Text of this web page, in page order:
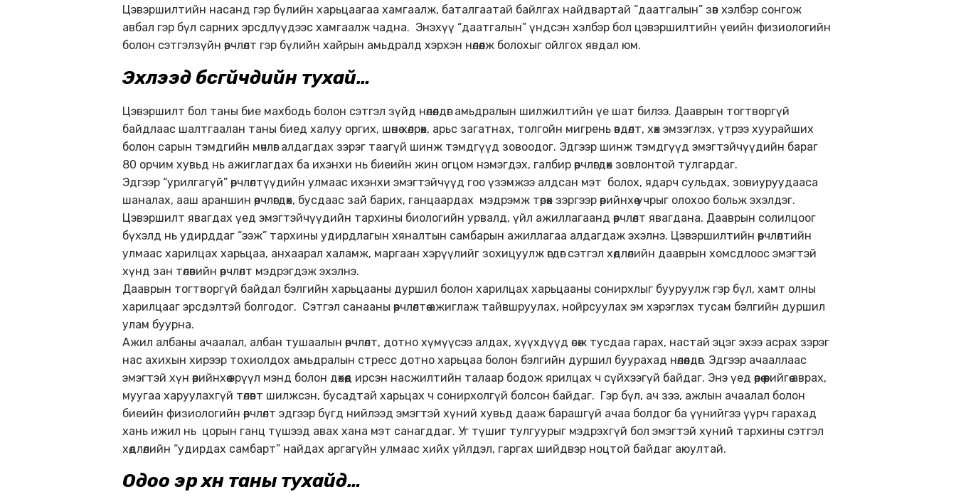
Цэвэршилтийн насанд гэр бүлийн харьцаагаа хамгаалж, баталгаатай байлгах найдвартай “даатгалын” зөв хэлбэр сонгож
авбал гэр бүл сарних эрсдлүүдээс хамгаалж чадна. Энэхүү “даатгалын” үндсэн хэлбэр бол цэвэршилтийн үеийн физиологийн
болон сэтгэлзүйн өөрчлөлт гэр бүлийн хайрын амьдралд хэрхэн нөлөөлж болохыг ойлгох явдал юм.
Эхлээд бүсгүйчүүдийн тухай…
Цэвэршилт бол таны бие махбодь болон сэтгэл зүйд нөлөөлдөг амьдралын шилжилтийн үе шат билээ. Дааврын тогтворгүй
байдлаас шалтгаалан таны биед халуу оргих, шөнө хөлрөх, арьс загатнах, толгойн мигрень өвдөлт, хөх эмзэглэх, үтрээ хуурайших
болон сарын тэмдгийн мөчлөг алдагдах зэрэг таагүй шинж тэмдгүүд зовоодог. Эдгээр шинж тэмдгүүд эмэгтэйчүүдийн бараг
80 орчим хувьд нь ажиглагдах ба ихэнхи нь биеийн жин огцом нэмэгдэх, галбир өөрчлөгдөх зовлонтой тулгардаг.
Эдгээр “урилгагүй” өөрчлөлтүүдийн улмаас ихэнхи эмэгтэйчүүд гоо үзэмжээ алдсан мэт болох, ядарч сульдах, зовиуруудааса
шаналах, ааш араншин өөрчлөгдөх, бусдаас зай барих, ганцаардах мэдрэмж төрөх зэргээр өөрийнхөө учрыг олохоо больж эхэлдэг.
Цэвэршилт явагдах үед эмэгтэйчүүдийн тархины биологийн урвалд, үйл ажиллагаанд өөрчлөлт явагдана. Дааврын солилцоог
бүхэлд нь удирддаг “ээж” тархины удирдлагын хяналтын самбарын ажиллагаа алдагдаж эхэлнэ. Цэвэршилтийн өөрчлөлтийн
улмаас харилцах харьцаа, анхаарал халамж, маргаан хэрүүлийг зохицуулж өгдөг сэтгэл хөдлөлийн дааврын хомсдлоос эмэгтэй
хүнд зан төлөвийн өөрчлөлт мэдрэгдэж эхэлнэ.
Дааврын тогтворгүй байдал бэлгийн харьцааны дуршил болон харилцах харьцааны сонирхлыг бууруулж гэр бүл, хамт олны
харилцааг эрсдэлтэй болгодог. Сэтгэл санааны өөрчлөлтөө ажиглаж тайвшруулах, нойрсуулах эм хэрэглэх тусам бэлгийн дуршил
улам буурна.
Ажил албаны ачаалал, албан тушаалын өөрчлөлт, дотно хүмүүсээ алдах, хүүхдүүд өсөж тусдаа гарах, настай эцэг эхээ асрах зэрэг
нас ахихын хирээр тохиолдох амьдралын стресс дотно харьцаа болон бэлгийн дуршил буурахад нөлөөлдөг. Эдгээр ачааллаас
эмэгтэй хүн өөрийнхөө эрүүл мэнд болон дөхөөд ирсэн насжилтийн талаар бодож ярилцах ч сүйхээгүй байдаг. Энэ үед өөрөө өөрийгөө аврах,
муугаа харуулахгүй төлөвт шилжсэн, бусадтай харьцах ч сонирхолгүй болсон байдаг. Гэр бүл, ач зээ, ажлын ачаалал болон
биеийн физиологийн өөрчлөлт эдгээр бүгд нийлээд эмэгтэй хүний хувьд дааж барашгүй ачаа болдог ба үүнийгээ үүрч гарахад
хань ижил нь цорын ганц түшээд авах хана мэт санагддаг. Уг түшиг тулгуурыг мэдрэхгүй бол эмэгтэй хүний тархины сэтгэл
хөдлөлийн “удирдах самбарт” найдах аргагүйн улмаас хийх үйлдэл, гаргах шийдвэр ноцтой байдаг аюултай.
Одоо эр хүн таны тухайд…